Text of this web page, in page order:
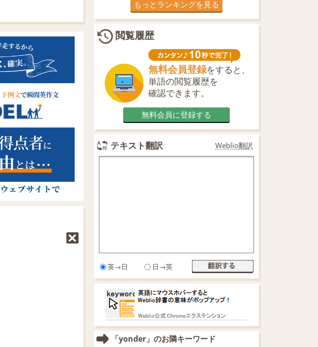
もっとランキングを見る
閲覧履歴
無料会員登録をすると、
単語の閲覧履歴を
確認できます。
無料会員に登録する
テキスト翻訳 Weblio翻訳
英→日 日→英
「yonder」のお隣キーワード